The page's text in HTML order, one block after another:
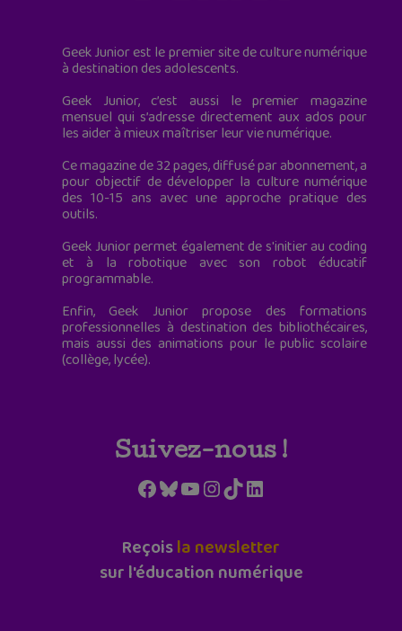
Geek Junior est le premier site de culture numérique
à destination des adolescents.
Geek Junior, c’est aussi le premier magazine
mensuel qui s’adresse directement aux ados pour
les aider à mieux maîtriser leur vie numérique.
Ce magazine de 32 pages, diffusé par abonnement, a
pour objectif de développer la culture numérique
des 10-15 ans avec une approche pratique des
outils.
Geek Junior permet également de s'initier au coding
et à la robotique avec son robot éducatif
programmable.
Enfin, Geek Junior propose des formations
professionnelles à destination des bibliothécaires,
mais aussi des animations pour le public scolaire
(collège, lycée).
Suivez-nous !
Facebook
Bluesky
YouTube
Instagram
TikTokLinkedIn
Reçoisla newsletter
sur l'éducation numérique